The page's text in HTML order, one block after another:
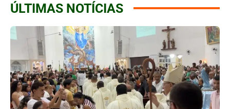
ÚLTIMAS NOTÍCIAS